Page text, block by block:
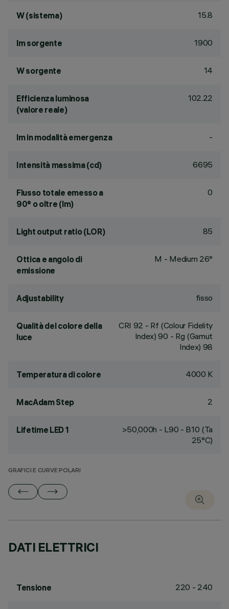
W (sistema) 15.8
lm sorgente 1900
W sorgente 14
Efficienza luminosa
(valore reale)
102.22
lm in modalità emergenza -
Intensità massima (cd) 6695
Flusso totale emesso a
90° o oltre (lm)
0
Light output ratio (LOR) 85
Ottica e angolo di
emissione
M - Medium 26°
Adjustability fisso
Qualità del colore della
luce
CRI 92 - Rf (Colour Fidelity
Index) 90 - Rg (Gamut
Index) 98
Temperatura di colore 4000 K
MacAdam Step 2
Lifetime LED 1
>50,000h - L90 - B10 (Ta
25°C)
GRAFICI E CURVE POLARI
DATI ELETTRICI
Tensione 220 - 240